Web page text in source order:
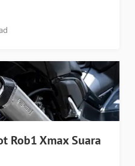
Rob1 Xmax Suara